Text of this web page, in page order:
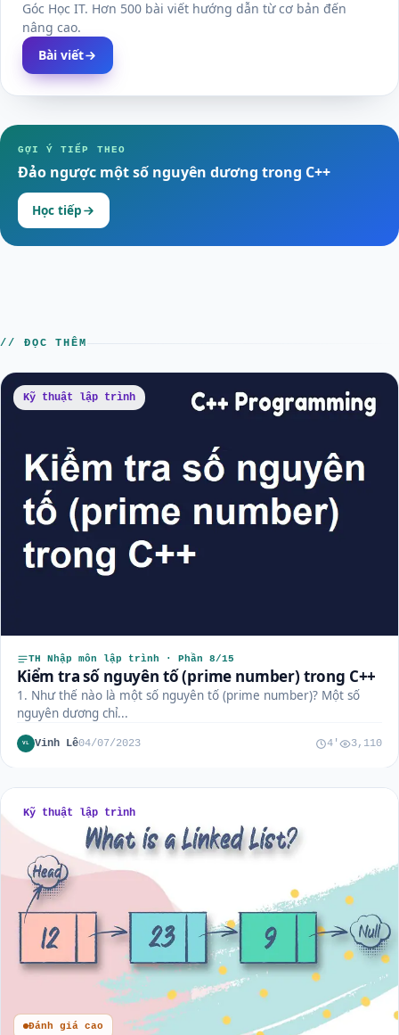
Góc Học IT. Hơn 500 bài viết hướng dẫn từ cơ bản đến
nâng cao.
Bài viết
GỢI Ý TIẾP THEO
Đảo ngược một số nguyên dương trong C++
Học tiếp
// ĐỌC THÊM
Kỹ thuật lập trình
TH Nhập môn lập trình · Phần 8/15
Kiểm tra số nguyên tố (prime number) trong C++
1. Như thế nào là một số nguyên tố (prime number)? Một số
nguyên dương chỉ...
VL Vinh Lê04/07/2023 4' 3,110
Kỹ thuật lập trình
Đánh giá cao